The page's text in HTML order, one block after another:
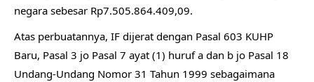
negara sebesar Rp7.505.864.409,09.
Atas perbuatannya, IF dijerat dengan Pasal 603 KUHP
Baru, Pasal 3 jo Pasal 7 ayat (1) huruf a dan b jo Pasal 18
Undang-Undang Nomor 31 Tahun 1999 sebagaimana